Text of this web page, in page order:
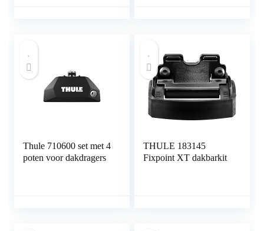
Thule 710600 set met 4
poten voor dakdragers
THULE 183145
Fixpoint XT dakbarkit